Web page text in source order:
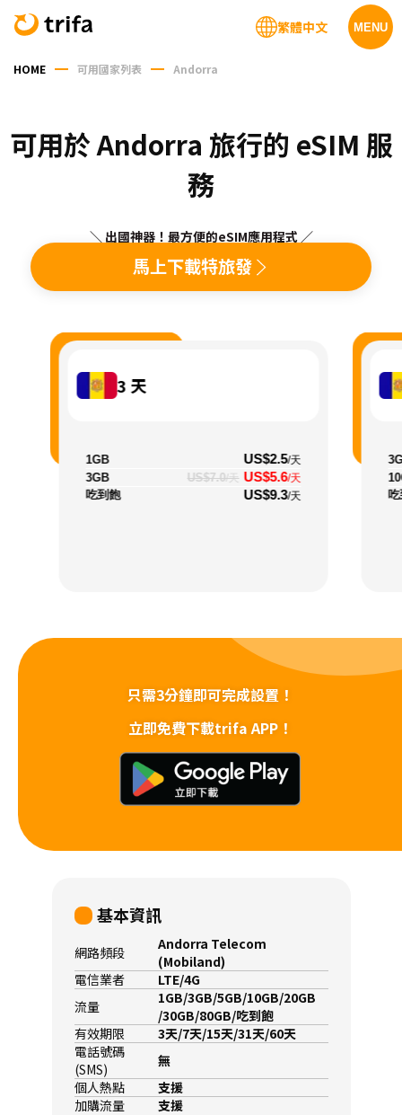
MENU
繁體中文
HOME 可用國家列表 Andorra
可用於 Andorra 旅行的 eSIM 服
務
＼ 出國神器！最方便的eSIM應用程式 ／
馬上下載特旅發
3 天
1GB US$2.5/天
3GB US$7.0/天 US$5.6/天
吃到飽 US$9.3/天
吃
只需3分鐘即可完成設置！
立即免費下載trifa APP！
基本資訊
網路頻段
Andorra Telecom
(Mobiland)
電信業者
LTE/4G
流量
1GB/3GB/5GB/10GB/20GB
/30GB/80GB/吃到飽
有效期限
3天/7天/15天/31天/60天
電話號碼
(SMS)
無
個人熱點
支援
加購流量
支援